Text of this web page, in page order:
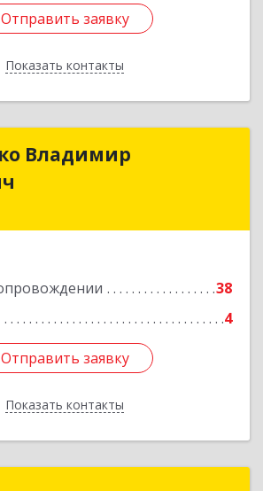
Отправить заявку
Показать контакты
Отправить заявку
Назад
Владимир
38
4
Отправить заявку
Показать контакты
ИП Доценко Владимир
Подробнее
Отправить заявку
Назад